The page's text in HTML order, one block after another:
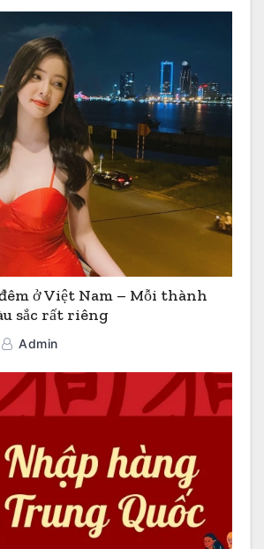
ở Việt Nam – Mỗi thành
sắc rất riêng
Admin